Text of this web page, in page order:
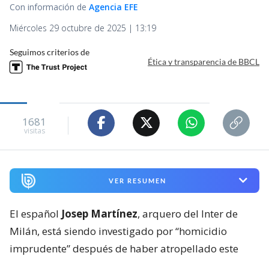
Con información de Agencia EFE
Miércoles 29 octubre de 2025 | 13:19
Seguimos criterios de
Ética y transparencia de BBCL
1681
visitas
VER RESUMEN
El español Josep Martínez, arquero del Inter de
Milán, está siendo investigado por “homicidio
imprudente” después de haber atropellado este